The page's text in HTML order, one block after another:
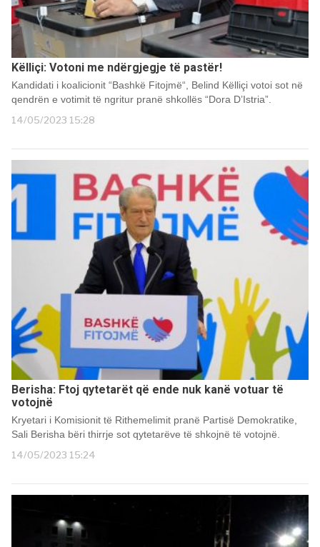
Këlliçi: Votoni me ndërgjegje të pastër!
Kandidati i koalicionit “Bashkë Fitojmë“, Belind Këlliçi votoi sot në
qendrën e votimit të ngritur pranë shkollës “Dora D’Istria”.
14/05/2023 15:28
Berisha: Ftoj qytetarët që ende nuk kanë votuar të
votojnë
Kryetari i Komisionit të Rithemelimit pranë Partisë Demokratike,
Sali Berisha bëri thirrje sot qytetarëve të shkojnë të votojnë.
14/05/2023 15:24